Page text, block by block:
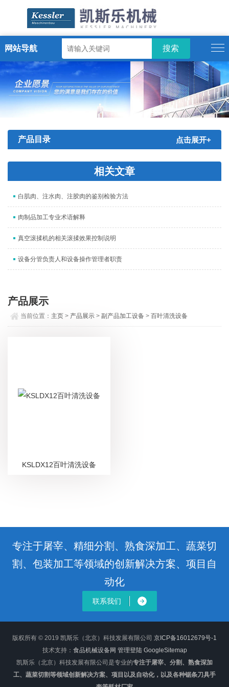
ENGLISH
网站导航
产品目录 点击展开+
相关文章
白肌肉、注水肉、注胶肉的鉴别检验方法
肉制品加工专业术语解释
真空滚揉机的相关滚揉效果控制说明
设备分管负责人和设备操作管理者职责
产品展示
当前位置： 主页 > 产品展示 >副产品加工设备 >百叶清洗设备
KSLDX12百叶清洗设备
专注于屠宰、精细分割、熟食深加工、蔬菜切
割、包装加工等领域的创新解决方案、项目自
动化
联系我们
版权所有 © 2019 凯斯乐（北京）科技发展有限公司 京ICP备16012679号-1
技术支持： 食品机械设备网 管理登陆 GoogleSitemap
凯斯乐（北京）科技发展有限公司是专业的专注于屠宰、分割、熟食深加
工、蔬菜切割等领域创新解决方案、项目以及自动化，以及各种锯条刀具手